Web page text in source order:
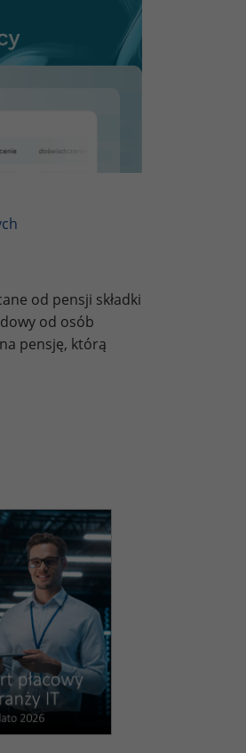
od pensji składki
od osób
pensję, którą